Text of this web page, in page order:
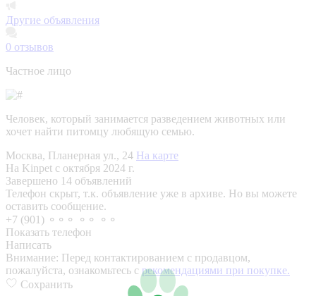
Другие объявления
0 отзывов
Частное лицо
Человек, который занимается разведением животных или
хочет найти питомцу любящую семью.
Москва, Планерная ул., 24 На карте
На Kinpet c октября 2024 г.
Завершено 14 объявлений
Телефон скрыт, т.к. объявление уже в архиве. Но вы можете
оставить сообщение.
+7 (901) ⚬⚬⚬ ⚬⚬ ⚬⚬
Показать телефон
Написать
Внимание: Перед контактированием с продавцом,
пожалуйста, ознакомьтесь с рекомендациями при покупке.
Сохранить